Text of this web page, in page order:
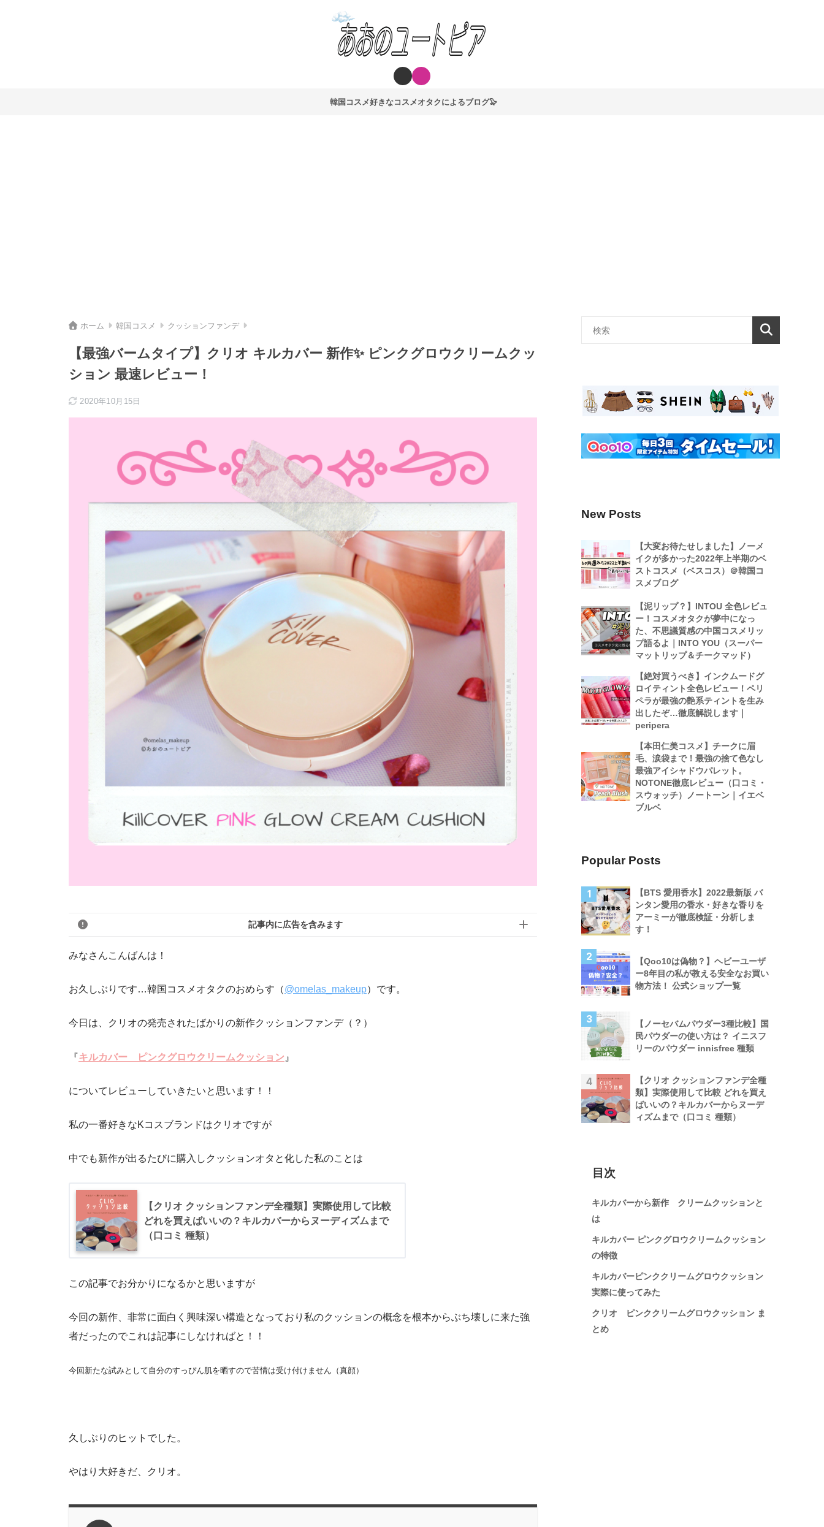
韓国コスメ好きなコスメオタクによるブログ🦭
ホーム 韓国コスメ クッションファンデ
【最強バームタイプ】クリオ キルカバー 新作✨ ピンクグロウクリームクッ
ション 最速レビュー！
2020年10月15日
記事内に広告を含みます
みなさんこんばんは！
お久しぶりです…韓国コスメオタクのおめらす（@omelas_makeup）です。
今日は、クリオの発売されたばかりの新作クッションファンデ（？）
『キルカバー ピンクグロウクリームクッション 』
についてレビューしていきたいと思います！！
私の一番好きなKコスブランドはクリオですが
中でも新作が出るたびに購入しクッションオタと化した私のことは
【クリオ クッションファンデ全種類】実際使用して比較
どれを買えばいいの？キルカバーからヌーディズムまで
（口コミ 種類）
この記事でお分かりになるかと思いますが
今回の新作、非常に面白く興味深い構造となっており私のクッションの概念を根本からぶち壊しに来た強
者だったのでこれは記事にしなければと！！
今回新たな試みとして自分のすっぴん肌を晒すので苦情は受け付けません（真顔）
久しぶりのヒットでした。
やはり大好きだ、クリオ。
New Posts
【大変お待たせしました】ノーメ
イクが多かった2022年上半期のベ
ストコスメ（ベスコス）＠韓国コ
スメブログ
【泥リップ？】INTOU 全色レビュ
ー！コスメオタクが夢中になっ
た、不思議質感の中国コスメリッ
プ語るよ｜INTO YOU（スーパー
マットリップ＆チークマッド）
【絶対買うべき】インクムードグ
ロイティント全色レビュー！ペリ
ペラが最強の艶系ティントを生み
出したぞ…徹底解説します｜
peripera
【本田仁美コスメ】チークに眉
毛、涙袋まで！最強の捨て色なし
最強アイシャドウパレット。
NOTONE徹底レビュー（口コミ・
スウォッチ）ノートーン｜イエベ
ブルベ
Popular Posts
1
【BTS 愛用香水】2022最新版 バ
ンタン愛用の香水・好きな香りを
アーミーが徹底検証・分析しま
す！
2
【Qoo10は偽物？】ヘビーユーザ
ー8年目の私が教える安全なお買い
物方法！ 公式ショップ一覧
3
【ノーセバムパウダー3種比較】国
民パウダーの使い方は？ イニスフ
リーのパウダー innisfree 種類
4
【クリオ クッションファンデ全種
類】実際使用して比較 どれを買え
ばいいの？キルカバーからヌーデ
ィズムまで（口コミ 種類）
目次
キルカバーから新作 クリームクッションと
は
キルカバー ピンクグロウクリームクッション
の特徴
キルカバーピンククリームグロウクッション
実際に使ってみた
クリオ ピンククリームグロウクッション ま
とめ